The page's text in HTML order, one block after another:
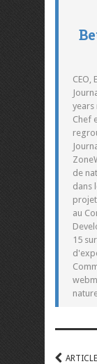
CEO,
years
Chef
de
dans
au
15